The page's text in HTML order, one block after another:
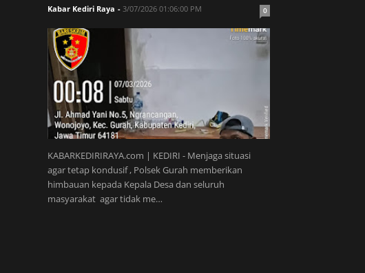
Kabar Kediri Raya - 3/07/2026 01:06:00 PM 0
KABARKEDIRIRAYA.com | KEDIRI - Menjaga situasi
agar tetap kondusif , Polsek Gurah memberikan
himbauan kepada Kepala Desa dan seluruh
masyarakat agar tidak me…